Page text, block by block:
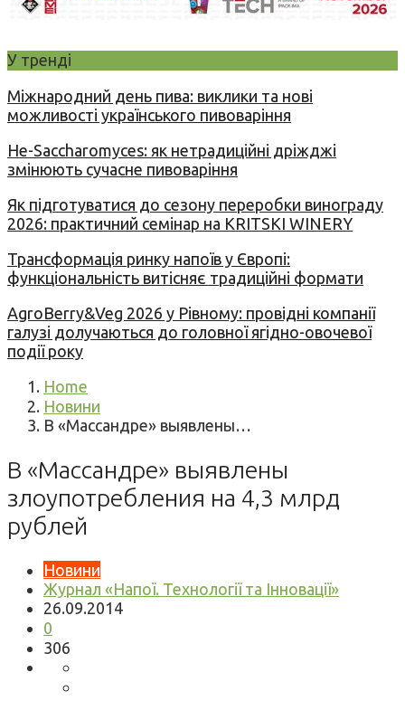
У тренді
Міжнародний день пива: виклики та нові
можливості українського пивоваріння
Не-Saccharomyces: як нетрадиційні дріжджі
змінюють сучасне пивоваріння
Як підготуватися до сезону переробки винограду
2026: практичний семінар на KRITSKI WINERY
Трансформація ринку напоїв у Європі:
функціональність витісняє традиційні формати
AgroBerry&Veg 2026 у Рівному: провідні компанії
галузі долучаються до головної ягідно-овочевої
події року
Home
Новини
В «Массандре» выявлены…
В «Массандре» выявлены
злоупотребления на 4,3 млрд
рублей
Новини
Журнал «Напої. Технології та Інновації»
26.09.2014
0
306